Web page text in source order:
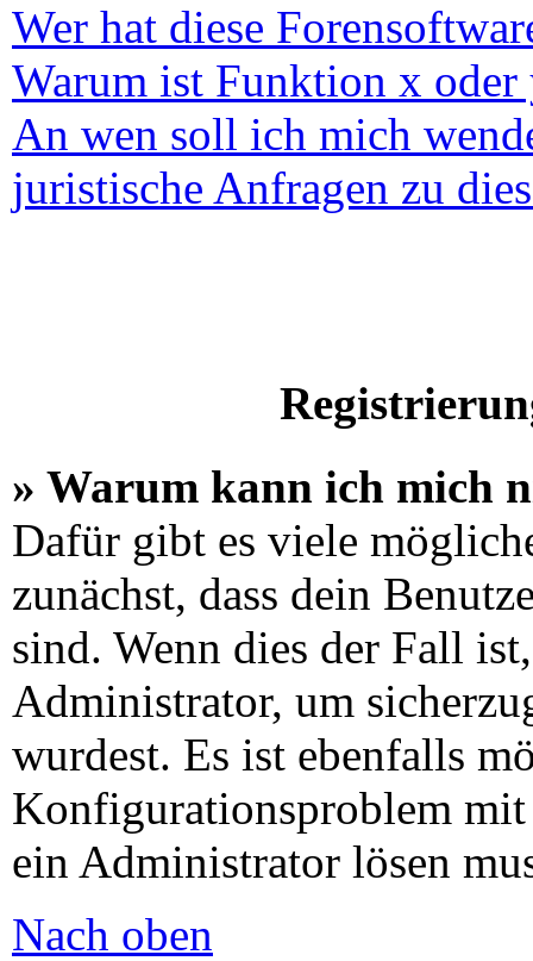
Wer hat diese
Warum ist Funktion x oder
An wen soll ich mich
juristische Anfragen zu
» Warum kann ich mich
Dafür gibt es viele
zunächst, dass dein
sind. Wenn dies der Fall
Administrator, um
wurdest. Es ist ebenfalls
Konfigurationsproblem
ein Administrator lösen
Nach oben